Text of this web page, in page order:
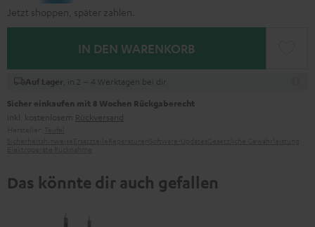
Jetzt shoppen, später zahlen.
IN DEN WARENKORB
Auf Lager , in 2 – 4 Werktagen bei dir
Sicher einkaufen mit 8 Wochen Rückgaberecht
inkl. kostenlosem Rückversand
Das könnte dir auch gefallen